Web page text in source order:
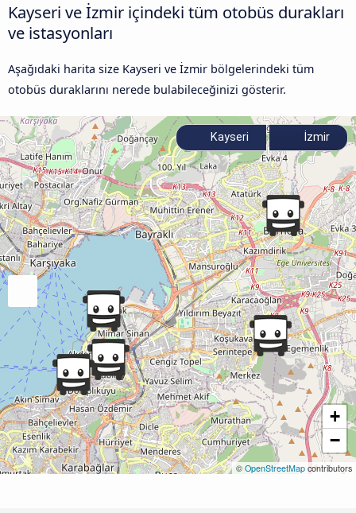
Kayseri ve İzmir içindeki tüm otobüs durakları
ve istasyonları
Aşağıdaki harita size Kayseri ve İzmir bölgelerindeki tüm
otobüs duraklarını nerede bulabileceğinizi gösterir.
+
−
© OpenStreetMap contributors
Kayseri İzmir